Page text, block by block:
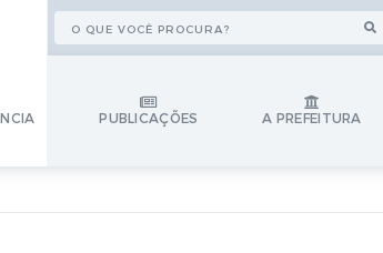
PUBLICAÇÕES A PREFEITURA